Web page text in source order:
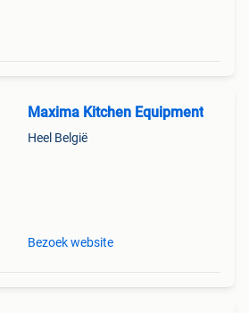
Maxima Kitchen Equipment
Heel België
Bezoek website